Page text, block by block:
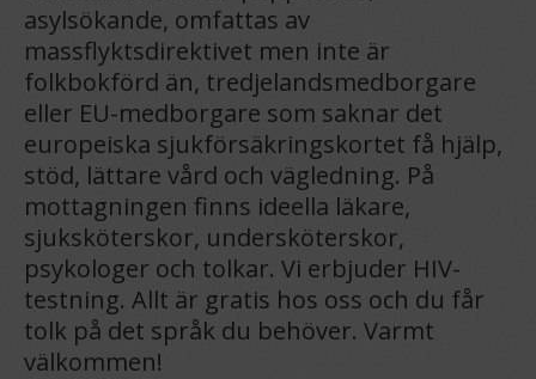
asylsökande, omfattas av
massflyktsdirektivet men inte är
folkbokförd än, tredjelandsmedborgare
eller EU-medborgare som saknar det
europeiska sjukförsäkringskortet få hjälp,
stöd, lättare vård och vägledning. På
mottagningen finns ideella läkare,
sjuksköterskor, undersköterskor,
psykologer och tolkar. Vi erbjuder HIV-
testning. Allt är gratis hos oss och du får
tolk på det språk du behöver. Varmt
välkommen!